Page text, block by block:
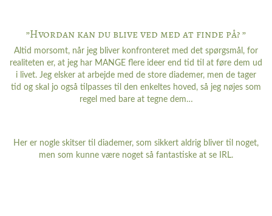
”Hvordan kan du blive ved med at finde på? ”
Altid morsomt, når jeg bliver konfronteret med det spørgsmål, for
realiteten er, at jeg har MANGE flere ideer end tid til at føre dem ud
i livet. Jeg elsker at arbejde med de store diademer, men de tager
tid og skal jo også tilpasses til den enkeltes hoved, så jeg nøjes som
regel med bare at tegne dem…
Her er nogle skitser til diademer, som sikkert aldrig bliver til noget,
men som kunne være noget så fantastiske at se IRL.